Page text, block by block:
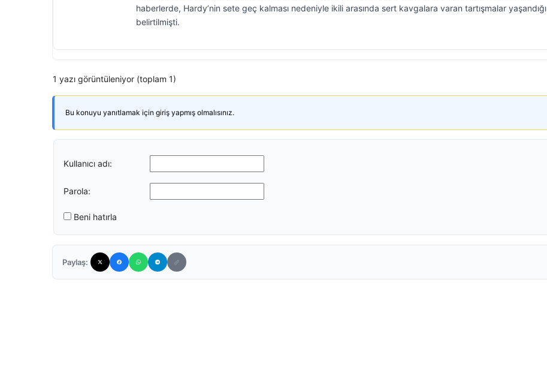
haberlerde, Hardy’nin sete geç kalması nedeniyle ikili arasında sert kavgalara varan tartışmalar yaşandığı
belirtilmişti.
1 yazı görüntüleniyor (toplam 1)
Bu konuyu yanıtlamak için giriş yapmış olmalısınız.
Kullanıcı adı:
Parola:
Beni hatırla
Paylaş: